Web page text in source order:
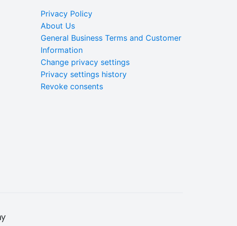
Privacy Policy
About Us
General Business Terms and Customer
Information
Change privacy settings
Privacy settings history
Revoke consents